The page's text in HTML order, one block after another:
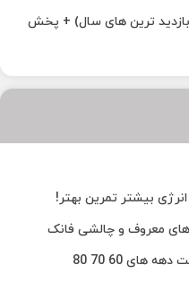
ترین های سال) + پخش
بیشتر تمرین بهتر!
معروف و چالشی فانک
60 70 80